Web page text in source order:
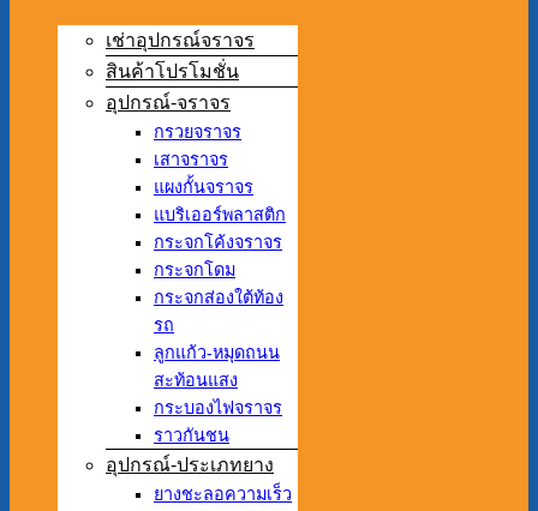
เช่าอุปกรณ์จราจร
สินค้าโปรโมชั่น
อุปกรณ์-จราจร
กรวยจราจร
เสาจราจร
แผงกั้นจราจร
แบริเออร์พลาสติก
กระจกโค้งจราจร
กระจกโดม
กระจกส่องใต้ท้อง
รถ
ลูกแก้ว-หมุดถนน
สะท้อนแสง
กระบองไฟจราจร
ราวกันชน
อุปกรณ์-ประเภทยาง
ยางชะลอความเร็ว